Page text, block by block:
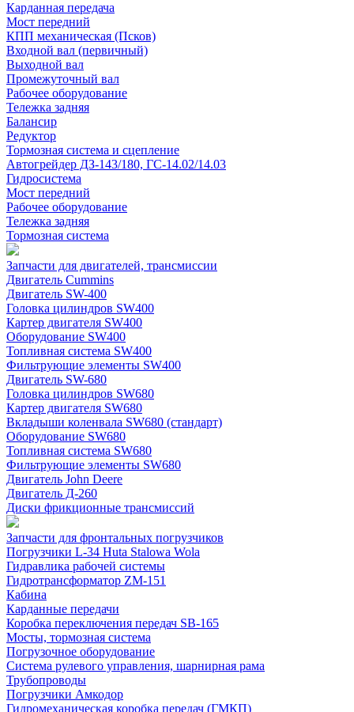
Карданная передача
Мост передний
КПП механическая (Псков)
Входной вал (первичный)
Выходной вал
Промежуточный вал
Рабочее оборудование
Тележка задняя
Балансир
Редуктор
Тормозная система и сцепление
Автогрейдер ДЗ-143/180, ГС-14.02/14.03
Гидросистема
Мост передний
Рабочее оборудование
Тележка задняя
Тормозная система
Запчасти для двигателей, трансмиссии
Двигатель Cummins
Двигатель SW-400
Головка цилиндров SW400
Картер двигателя SW400
Оборудование SW400
Топливная система SW400
Фильтрующие элементы SW400
Двигатель SW-680
Головка цилиндров SW680
Картер двигателя SW680
Вкладыши коленвала SW680 (стандарт)
Оборудование SW680
Топливная система SW680
Фильтрующие элементы SW680
Двигатель John Deere
Двигатель Д-260
Диски фрикционные трансмиссий
Запчасти для фронтальных погрузчиков
Погрузчики L-34 Huta Stalowa Wola
Гидравлика рабочей системы
Гидротрансформатор ZM-151
Кабина
Карданные передачи
Коробка переключения передач SB-165
Мосты, тормозная система
Погрузочное оборудование
Система рулевого управления, шарнирная рама
Трубопроводы
Погрузчики Амкодор
Гидромеханическая коробка передач (ГМКП)